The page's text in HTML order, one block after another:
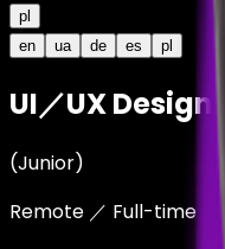
pl
en
ua de es pl
UI／UX Designer
(Junior)
Remote ／ Full-time